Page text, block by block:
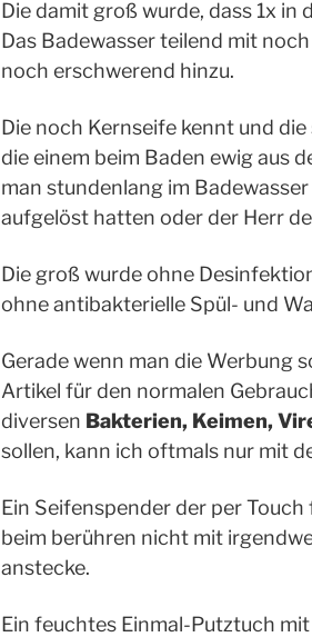
Die damit groß wurde, dass 1x in
Das Badewasser teilend mit
noch erschwerend hinzu.
Die noch Kernseife kennt und
die einem beim Baden ewig aus
man stundenlang im
aufgelöst hatten oder der Herr
Die groß wurde ohne
ohne antibakterielle Spül- und
Gerade wenn man die Werbung
Artikel für den normalen
diversen Bakterien, Keimen,
sollen, kann ich oftmals nur mit
Ein Seifenspender der per
beim berühren nicht mit
anstecke.
Ein feuchtes Einmal-Putztuch